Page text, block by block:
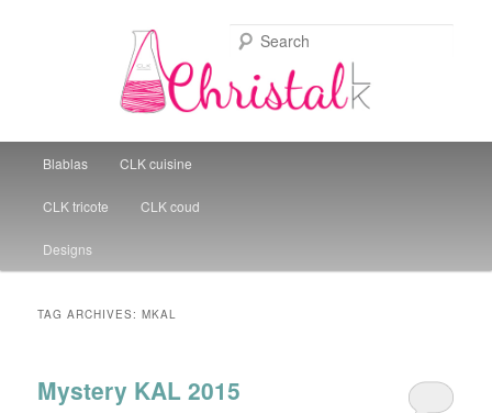
Christal Little Kitchen
Skip to primary content
Skip to secondary content
Blablas CLK cuisine
CLK tricote CLK coud
Designs
TAG ARCHIVES:MKAL
Mystery KAL 2015